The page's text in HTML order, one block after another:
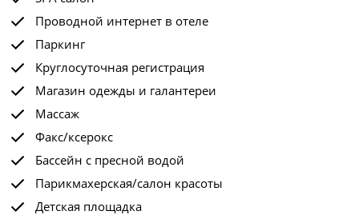
Проводной интернет в отеле
Паркинг
Круглосуточная регистрация
Магазин одежды и галантереи
Массаж
Факс/ксерокс
Бассейн с пресной водой
Парикмахерская/салон красоты
Детская площадка